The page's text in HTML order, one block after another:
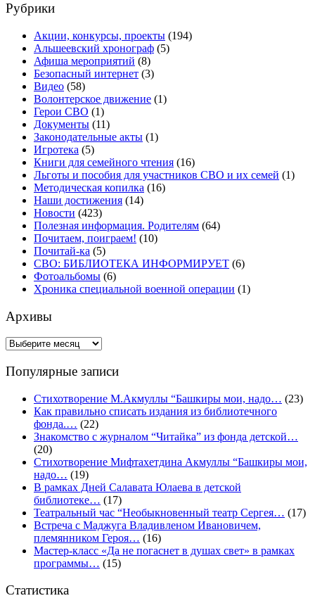
Рубрики
Акции, конкурсы, проекты (194)
Альшеевский хронограф (5)
Афиша мероприятий (8)
Безопасный интернет (3)
Видео (58)
Волонтерское движение (1)
Герои СВО (1)
Документы (11)
Законодательные акты (1)
Игротека (5)
Книги для семейного чтения (16)
Льготы и пособия для участников СВО и их семей (1)
Методическая копилка (16)
Наши достижения (14)
Новости (423)
Полезная информация. Родителям (64)
Почитаем, поиграем! (10)
Почитай-ка (5)
СВО: БИБЛИОТЕКА ИНФОРМИРУЕТ (6)
Фотоальбомы (6)
Хроника специальной военной операции (1)
Архивы
Архивы
Популярные записи
Стихотворение М.Акмуллы “Башкиры мои, надо… (23)
Как правильно списать издания из библиотечного
фонда.… (22)
Знакомство с журналом “Читайка” из фонда детской…
(20)
Стихотворение Мифтахетдина Акмуллы “Башкиры мои,
надо… (19)
В рамках Дней Салавата Юлаева в детской
библиотеке… (17)
Театральный час “Необыкновенный театр Сергея… (17)
Встреча с Маджуга Владивленом Ивановичем,
племянником Героя… (16)
Мастер-класс «Да не погаснет в душах свет» в рамках
программы… (15)
Статистика